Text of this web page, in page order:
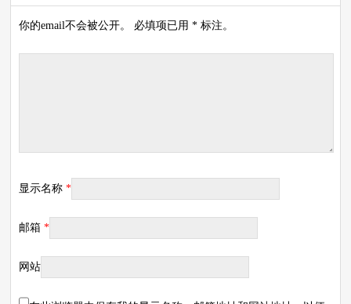
你的email不会被公开。 必填项已用 * 标注。
显示名称*
邮箱*
网站